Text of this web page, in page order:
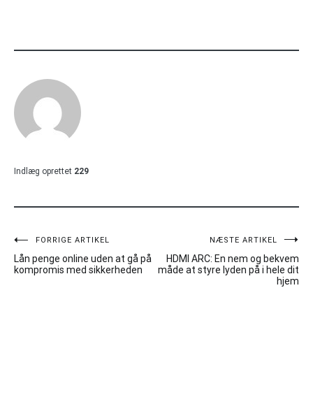
Indlæg oprettet 229
Indlægsnavigation
FORRIGE ARTIKEL
Lån penge online uden at gå på
kompromis med sikkerheden
NÆSTE ARTIKEL
HDMI ARC: En nem og bekvem
måde at styre lyden på i hele dit
hjem